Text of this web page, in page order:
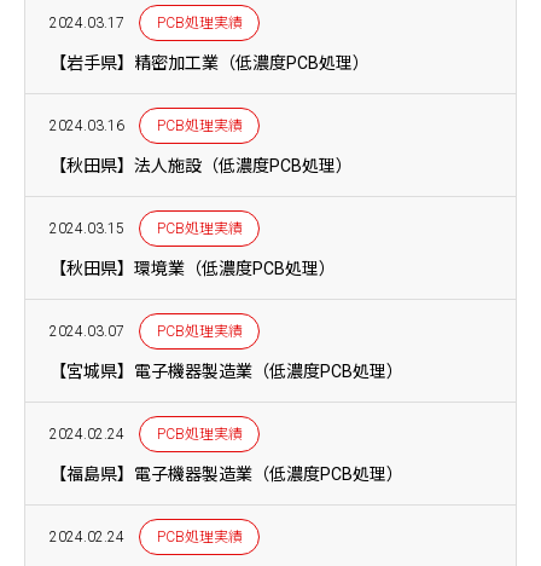
2024.03.17 PCB処理実績
【岩手県】精密加工業（低濃度PCB処理）
2024.03.16 PCB処理実績
【秋田県】法人施設（低濃度PCB処理）
2024.03.15 PCB処理実績
【秋田県】環境業（低濃度PCB処理）
2024.03.07 PCB処理実績
【宮城県】電子機器製造業（低濃度PCB処理）
2024.02.24 PCB処理実績
【福島県】電子機器製造業（低濃度PCB処理）
2024.02.24 PCB処理実績